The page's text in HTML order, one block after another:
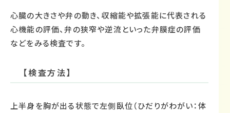
心臓の大きさや弁の動き、収縮能や拡張能に代表される
心機能の評価、弁の狭窄や逆流といった弁膜症の評価
などをみる検査です。
【検査方法】
上半身を胸が出る状態で左側臥位（ひだりがわがい：体